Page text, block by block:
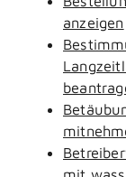
anzeigen